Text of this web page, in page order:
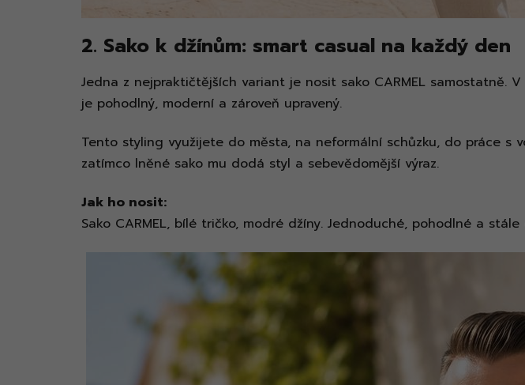
2. Sako k džínům: smart casual na každý den
Jedna z nejpraktičtějších variant je nosit sako CARMEL
je pohodlný, moderní a zároveň upravený.
Tento styling využijete do města, na neformální schůzku, do práce s
zatímco lněné sako mu dodá styl a sebevědomější výraz.
Jak ho nosit:
Sako CARMEL, bílé tričko, modré džíny. Jednoduché, pohodlné a